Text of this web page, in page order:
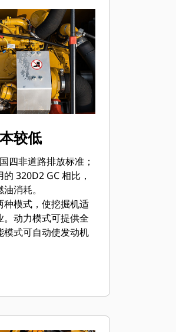
较低
四非道路排放标准；
320D2 GC 相比，
消耗。
种模式，使挖掘机适
动力模式可提供全
模式可自动使发动机